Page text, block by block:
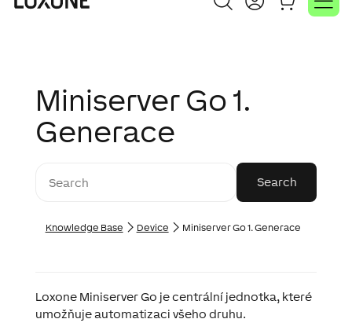
Miniserver Go 1.
Generace
Knowledge Base Device Miniserver Go 1. Generace
Loxone Miniserver Go je centrální jednotka, které
umožňuje automatizaci všeho druhu.